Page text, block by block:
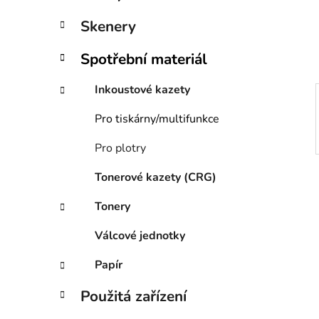
í
a
e
Skenery
Spotřební materiál
Inkoustové kazety
Pro tiskárny/multifunkce
Pro plotry
Tonerové kazety (CRG)
Tonery
Válcové jednotky
Papír
Použitá zařízení